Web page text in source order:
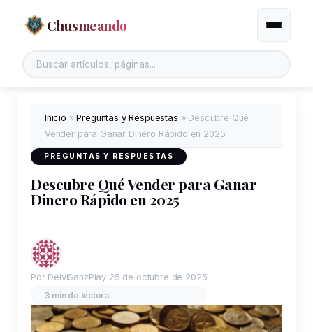
Chusmeando
Buscar en el sitio
Alternar
Inicio »Preguntas y Respuestas » Descubre Qué
Vender para Ganar Dinero Rápido en 2025
PREGUNTAS Y RESPUESTAS
Descubre Qué Vender para Ganar
Dinero Rápido en 2025
Por DeiviSanzPlay 25 de octubre de 2025
3 min de lectura